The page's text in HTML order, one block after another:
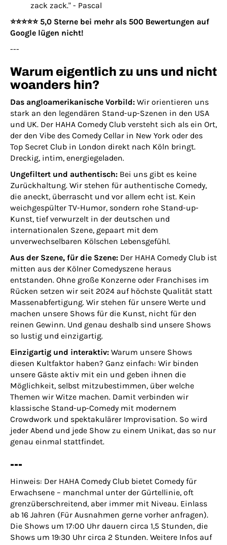
zack zack." - Pascal
⭐️⭐️⭐️⭐️⭐️ 5,0 Sterne bei mehr als 500 Bewertungen auf
Google lügen nicht!
---
Warum eigentlich zu uns und nicht
woanders hin?
Das angloamerikanische Vorbild: Wir orientieren uns
stark an den legendären Stand-up-Szenen in den USA
und UK. Der HAHA Comedy Club versteht sich als ein Ort,
der den Vibe des Comedy Cellar in New York oder des
Top Secret Club in London direkt nach Köln bringt.
Dreckig, intim, energiegeladen.
Ungefiltert und authentisch: Bei uns gibt es keine
Zurückhaltung. Wir stehen für authentische Comedy,
die aneckt, überrascht und vor allem echt ist. Kein
weichgespülter TV-Humor, sondern rohe Stand-up-
Kunst, tief verwurzelt in der deutschen und
internationalen Szene, gepaart mit dem
unverwechselbaren Kölschen Lebensgefühl.
Aus der Szene, für die Szene: Der HAHA Comedy Club ist
mitten aus der Kölner Comedyszene heraus
entstanden. Ohne große Konzerne oder Franchises im
Rücken setzen wir seit 2024 auf höchste Qualität statt
Massenabfertigung. Wir stehen für unsere Werte und
machen unsere Shows für die Kunst, nicht für den
reinen Gewinn. Und genau deshalb sind unsere Shows
so lustig und einzigartig.
Einzigartig und interaktiv: Warum unsere Shows
diesen Kultfaktor haben? Ganz einfach: Wir binden
unsere Gäste aktiv mit ein und geben ihnen die
Möglichkeit, selbst mitzubestimmen, über welche
Themen wir Witze machen. Damit verbinden wir
klassische Stand-up-Comedy mit modernem
Crowdwork und spektakulärer Improvisation. So wird
jeder Abend und jede Show zu einem Unikat, das so nur
genau einmal stattfindet.
---
Hinweis: Der HAHA Comedy Club bietet Comedy für
Erwachsene – manchmal unter der Gürtellinie, oft
grenzüberschreitend, aber immer mit Niveau. Einlass
ab 16 Jahren (Für Ausnahmen gerne vorher anfragen).
Die Shows um 17:00 Uhr dauern circa 1,5 Stunden, die
Shows um 19:30 Uhr circa 2 Stunden. Weitere Infos auf